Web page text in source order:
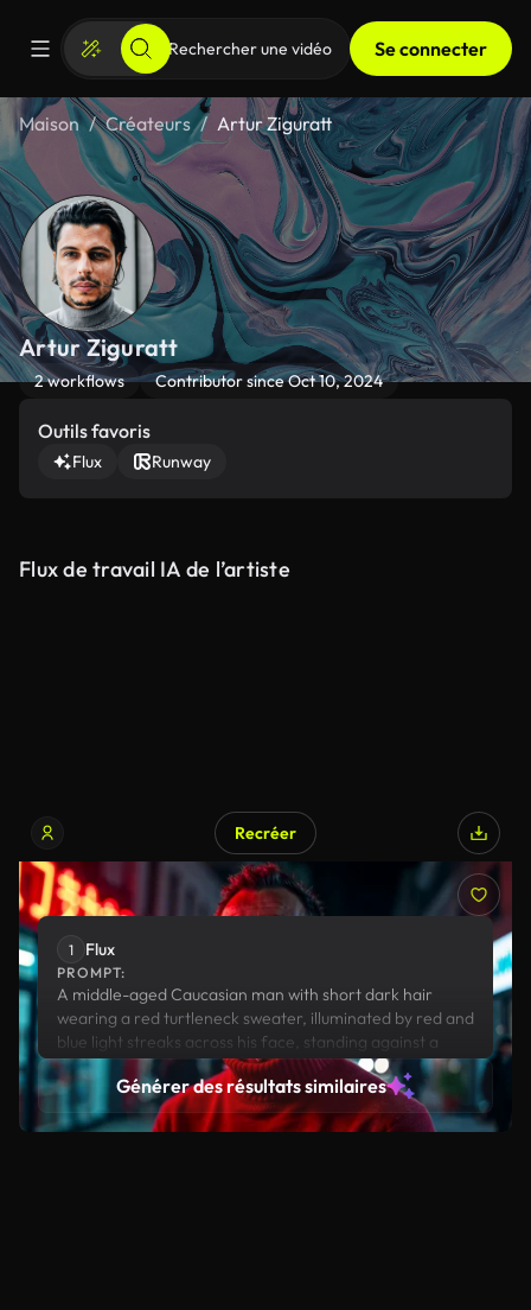
Se connecter
Maison Créateurs Artur Ziguratt
Artur Ziguratt
2 workflows Contributor since Oct 10, 2024
Outils favoris
Flux Runway
Flux de travail IA de l’artiste
Recréer
Flux
1 Flux
PROMPT:
A middle-aged Caucasian man with short dark hair
wearing a red turtleneck sweater, illuminated by red and
blue light streaks across his face, standing against a
dark urban background with neon lights reflecting off
nearby buildings.
Générer des résultats similaires